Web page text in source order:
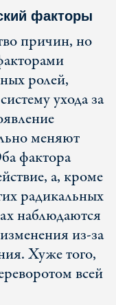
факторы
причин, но
ролей,
ухода за
меняют
фактора
а, кроме
радикальных
наблюдаются
из-за
Хуже того,
всей